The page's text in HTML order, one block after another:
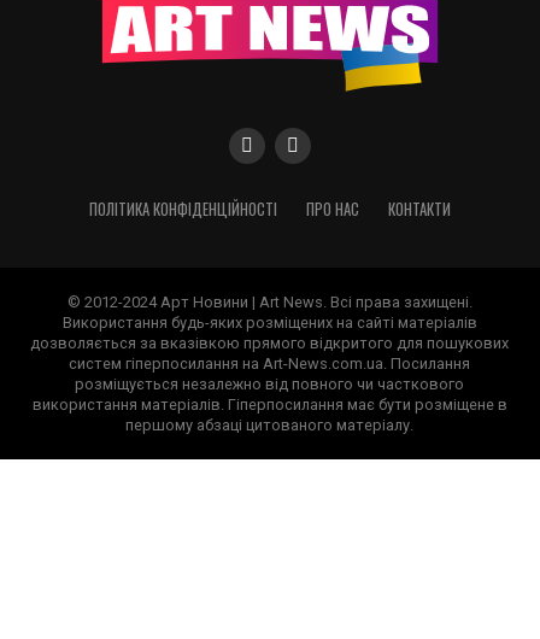
ПОЛІТИКА КОНФІДЕНЦІЙНОСТІ ПРО НАС КОНТАКТИ
© 2012-2024 Арт Новини | Art News. Всі права захищені.
Використання будь-яких розміщених на сайті матеріалів
дозволяється за вказівкою прямого відкритого для пошукових
систем гіперпосилання на Art-News.com.ua. Посилання
розміщується незалежно від повного чи часткового
використання матеріалів. Гіперпосилання має бути розміщене в
першому абзаці цитованого матеріалу.